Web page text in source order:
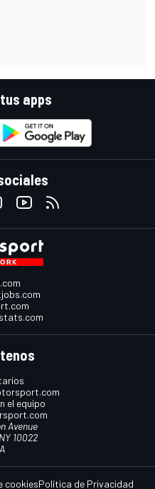
apps
el equipo
Avenue
10022
cookiesPolítica de Privacidad